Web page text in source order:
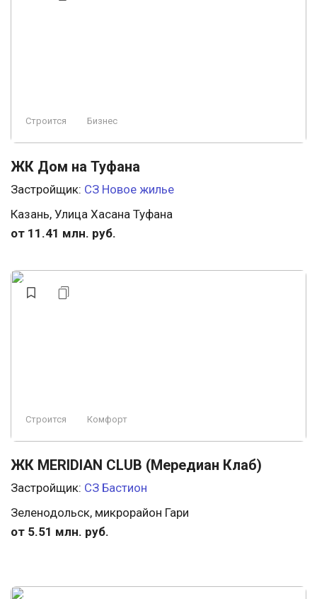
Строится Бизнес
ЖК Дом на Туфана
Застройщик: СЗ Новое жилье
Казань, Улица Хасана Туфана
от 11.41 млн. руб.
Строится Комфорт
ЖК MERIDIAN CLUB (Мередиан Клаб)
Застройщик: СЗ Бастион
Зеленодольск, микрорайон Гари
от 5.51 млн. руб.